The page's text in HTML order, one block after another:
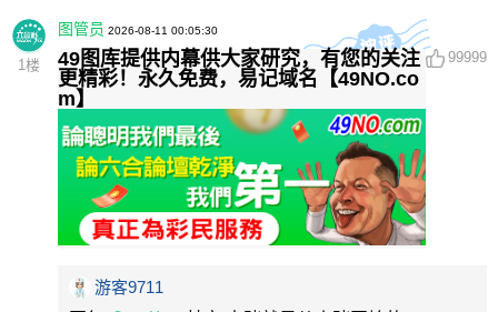
1 楼
图管员 2026-08-11 00:05:30
49图库提供内幕供大家研究，有您的关注
更精彩！永久免费，易记域名【49NO.co
m】
99999
游客9711